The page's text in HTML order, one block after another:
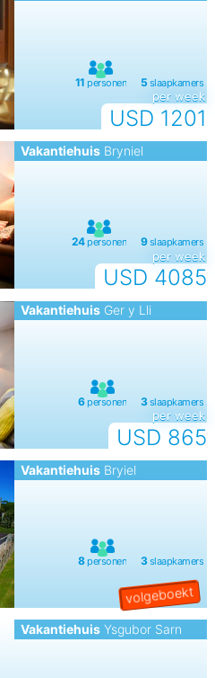
USD 1201
per week
VakantiehuisBryniel
USD 4085
per week
VakantiehuisGer y Lli
USD 865
per week
VakantiehuisBryiel
VakantiehuisYsgubor Sarn